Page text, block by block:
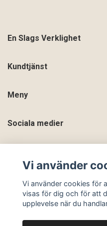
En Slags Verklighet
Kundtjänst
Meny
Sociala medier
Vi använder
Vi använder cookies för
visas för dig och för att
upplevelse när du